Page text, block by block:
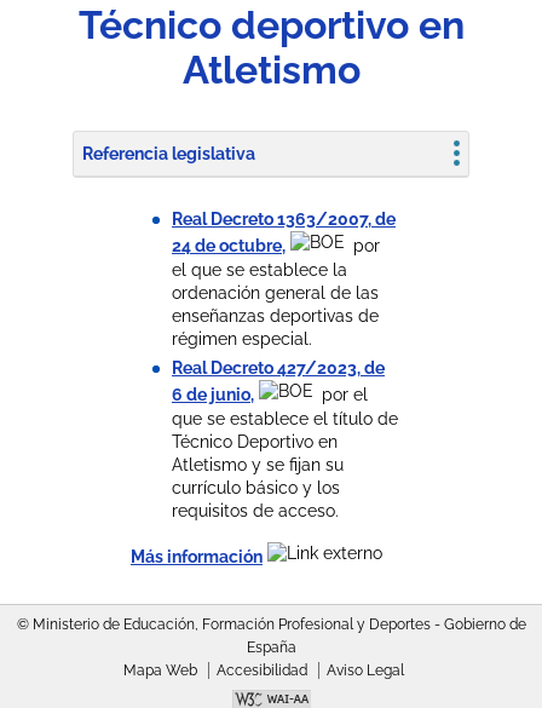
Técnico deportivo en
Atletismo
Referencia legislativa
Real Decreto 1363/2007, de
24 de octubre,
por
el que se establece la
ordenación general de las
enseñanzas deportivas de
régimen especial.
Real Decreto 427/2023, de
6 de junio,
por el
que se establece el título de
Técnico Deportivo en
Atletismo y se fijan su
currículo básico y los
requisitos de acceso.
Más información
© Ministerio de Educación, Formación Profesional y Deportes - Gobierno de
España
Mapa Web
Accesibilidad Aviso Legal